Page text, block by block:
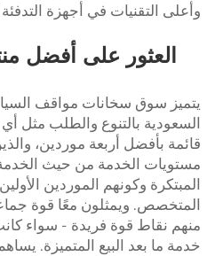
وأعلى التقنيات في أجهزة
العثور على أفضل
يتميز سوق سخانات مواقف
السعودية بالتنوع والطلب مثل
قائمة بأفضل أربعة موردين،
مستويات الخدمة من حيث
المبتكرة وكونهم الموردين
المتخصص. ويمثلون معًا قوة
منهم نقاط قوة فريدة - سواء كانت
خدمة ما بعد البيع المتميزة.